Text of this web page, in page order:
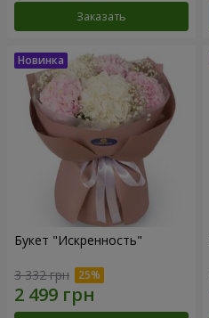
Заказать
Букет "Искренность"
3 332 грн